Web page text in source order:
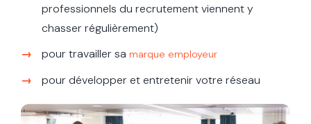
professionnels du recrutement viennent y
chasser régulièrement)
pour travailler sa marque employeur
pour développer et entretenir votre réseau